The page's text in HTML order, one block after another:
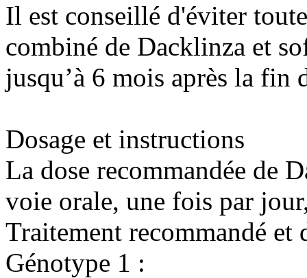
Il est conseillé d'éviter
combiné de Dacklinza et
jusqu’à 6 mois après la fin
Dosage et instructions
La dose recommandée de
voie orale, une fois par
Traitement recommandé et
Génotype 1 :